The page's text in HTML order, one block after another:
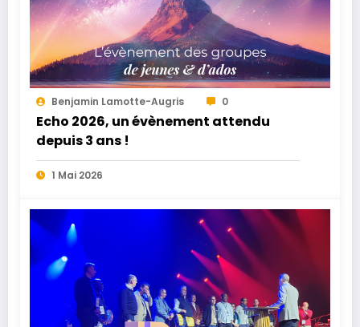
Benjamin Lamotte-Augris 0
Echo 2026, un évènement attendu
depuis 3 ans !
1 Mai 2026